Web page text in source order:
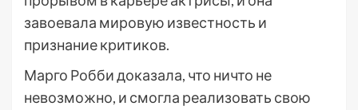
завоевала мировую известность и
признание критиков.
Марго Робби доказала, что ничто не
невозможно, и смогла реализовать свою